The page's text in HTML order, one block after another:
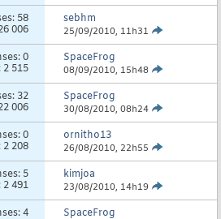
58
006
sebhm
25/09/2010, 11h31
0
2 515
SpaceFrog
08/09/2010, 15h48
32
006
SpaceFrog
30/08/2010, 08h24
0
2 208
ornitho13
26/08/2010, 22h55
5
2 491
kimjoa
23/08/2010, 14h19
4
SpaceFrog